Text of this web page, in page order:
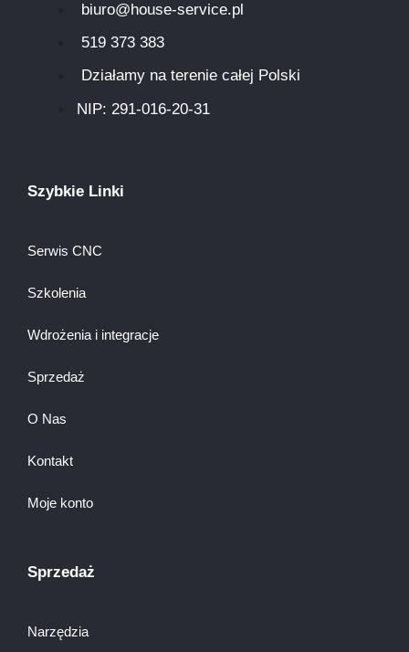
biuro@house-service.pl
519 373 383
Działamy na terenie całej Polski
NIP: 291-016-20-31​
Szybkie Linki
Serwis CNC
Szkolenia
Wdrożenia i integracje
Sprzedaż
O Nas
Kontakt
Moje konto
Sprzedaż
Narzędzia